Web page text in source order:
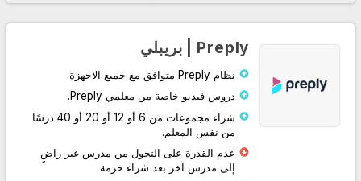
Preply | بريبلي
نظام Preply متوافق مع جميع الاجهزة.
دروس فيديو خاصة من معلمي Preply.
شراء مجموعات من 6 أو 12 أو 20 أو 40 درسًا
من نفس المعلم.
عدم القدرة على التحول من مدرس غير راضٍ
إلى مدرس آخر بعد شراء حزمة